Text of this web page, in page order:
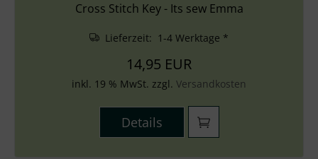
Cross Stitch Key - Its sew Emma
Lieferzeit: 1-4 Werktage *
14,95 EUR
inkl. 19 % MwSt. zzgl. Versandkosten
Details